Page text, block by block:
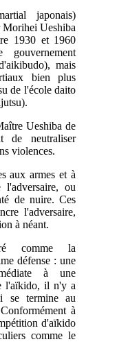
japonais)
Morihei Ueshiba
1930 et 1960
mais
bien plus
de l'école daito
Ueshiba de
de neutraliser
violences.
aux armes et à
ou
de nuire. Ces
l'adversaire,
à néant.
comme la
défense : une
à une
l'aïkido, il n'y a
se termine au
à
d'aïkido
comme le